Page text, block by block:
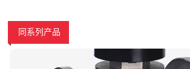
同系列产品